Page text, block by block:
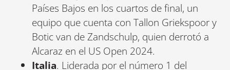
Países Bajos en los cuartos de final, un
equipo que cuenta con Tallon Griekspoor y
Botic van de Zandschulp, quien derrotó a
Alcaraz en el US Open 2024.
Italia. Liderada por el número 1 del